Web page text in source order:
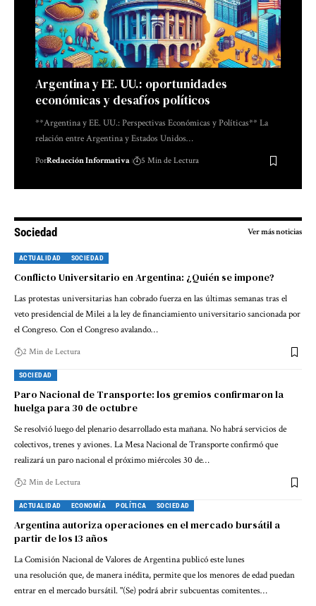
Argentina y EE. UU.: oportunidades
económicas y desafíos políticos
**Argentina y EE. UU.: Perspectivas Económicas y Políticas** La
relación entre Argentina y Estados Unidos…
PorRedacción Informativa 5 Min de Lectura
Sociedad Ver más noticias
ACTUALIDAD SOCIEDAD
Conflicto Universitario en Argentina: ¿Quién se impone?
Las protestas universitarias han cobrado fuerza en las últimas semanas tras el
veto presidencial de Milei a la ley de financiamiento universitario sancionada por
el Congreso. Con el Congreso avalando…
2 Min de Lectura
SOCIEDAD
Paro Nacional de Transporte: los gremios confirmaron la
huelga para 30 de octubre
Se resolvió luego del plenario desarrollado esta mañana. No habrá servicios de
colectivos, trenes y aviones. La Mesa Nacional de Transporte confirmó que
realizará un paro nacional el próximo miércoles 30 de…
2 Min de Lectura
ACTUALIDAD ECONOMÍA POLÍTICA SOCIEDAD
Argentina autoriza operaciones en el mercado bursátil a
partir de los 13 años
La Comisión Nacional de Valores de Argentina publicó este lunes
una resolución que, de manera inédita, permite que los menores de edad puedan
entrar en el mercado bursátil. "(Se) podrá abrir subcuentas comitentes…